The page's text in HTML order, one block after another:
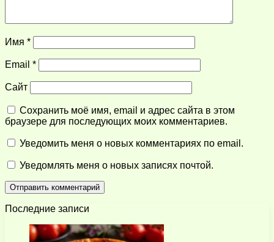
Имя *
Email *
Сайт
Сохранить моё имя, email и адрес сайта в этом
браузере для последующих моих комментариев.
Уведомить меня о новых комментариях по email.
Уведомлять меня о новых записях почтой.
Последние записи